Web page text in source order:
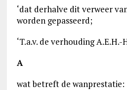
‘dat derhalve dit verweer
worden gepasseerd;
‘T.a.v. de verhouding A.E.H.-
A
wat betreft de wanprestatie: